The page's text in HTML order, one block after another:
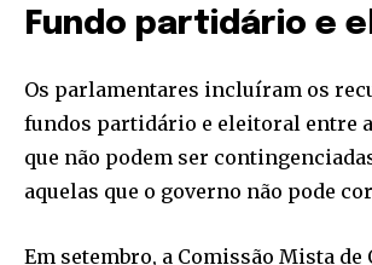
Fundo partidário e
Os parlamentares incluíram os
fundos partidário e eleitoral entre
que não podem ser
aquelas que o governo não pode
Em setembro, a Comissão Mista de